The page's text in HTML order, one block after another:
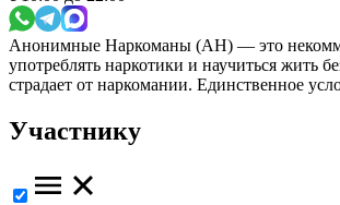
Анонимные Наркоманы (АН) — это
употреблять наркотики и научиться жить
страдает от наркомании. Единственное
Участнику